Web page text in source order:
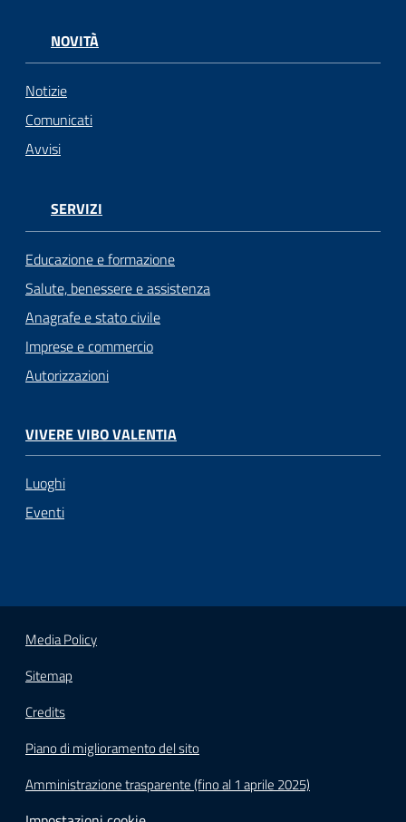
NOVITÀ
Notizie
Comunicati
Avvisi
SERVIZI
Educazione e formazione
Salute, benessere e assistenza
Anagrafe e stato civile
Imprese e commercio
Autorizzazioni
VIVERE VIBO VALENTIA
Luoghi
Eventi
Media Policy
Sitemap
Credits
Piano di miglioramento del sito
Amministrazione trasparente (fino al 1 aprile 2025)